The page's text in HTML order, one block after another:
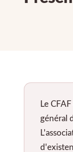
Le
général